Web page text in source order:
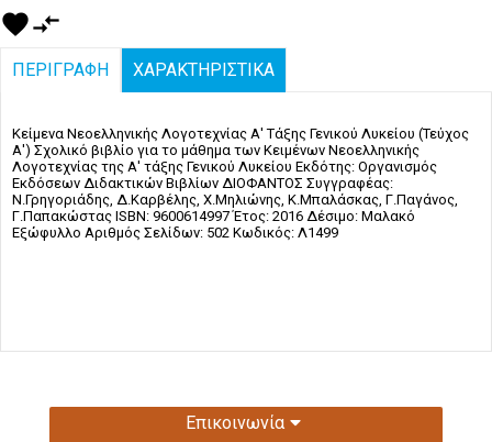
favoritecompare_arrows
ΠΕΡΙΓΡΑΦΗ ΧΑΡΑΚΤΗΡΙΣΤΙΚΑ
Κείμενα Νεοελληνικής Λογοτεχνίας Α' Τάξης Γενικού Λυκείου (Τεύχος
Α') Σχολικό βιβλίο για το μάθημα των Κειμένων Νεοελληνικής
Λογοτεχνίας της Α' τάξης Γενικού Λυκείου Εκδότης: Οργανισμός
Εκδόσεων Διδακτικών Βιβλίων ΔΙΟΦΑΝΤΟΣ Συγγραφέας:
Ν.Γρηγοριάδης, Δ.Καρβέλης, Χ.Μηλιώνης, Κ.Μπαλάσκας, Γ.Παγάνος,
Γ.Παπακώστας ISBN: 9600614997 Έτος: 2016 Δέσιμο: Μαλακό
Εξώφυλλο Αριθμός Σελίδων: 502 Κωδικός: Λ1499
Επικοινωνία